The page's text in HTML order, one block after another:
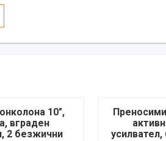
10",
вграден
2 безжични
усилвател,